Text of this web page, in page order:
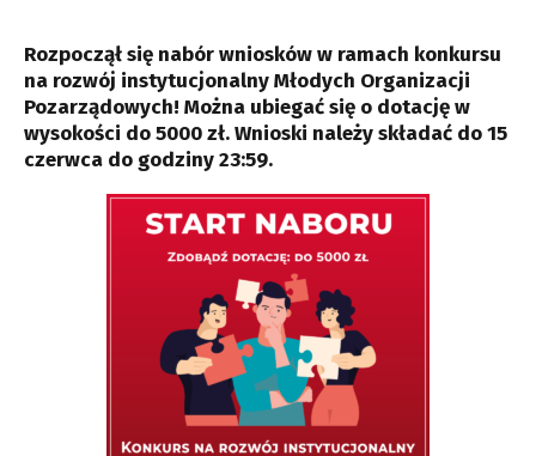
Rozpoczął się nabór wniosków w ramach konkursu
na rozwój instytucjonalny Młodych Organizacji
Pozarządowych! Można ubiegać się o dotację w
wysokości do 5000 zł. Wnioski należy składać do 15
czerwca do godziny 23:59.